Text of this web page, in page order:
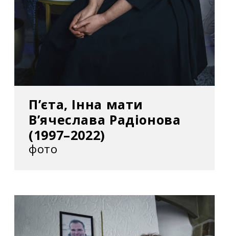
П’єта, Інна мати
В’ячеслава Радіонова
(1997–2022)
фото